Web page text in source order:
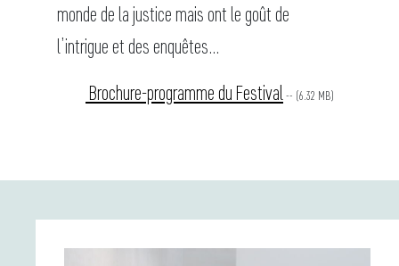
monde de la justice mais ont le goût de
l’intrigue et des enquêtes…
Brochure-programme du Festival-- (6.32 MB)